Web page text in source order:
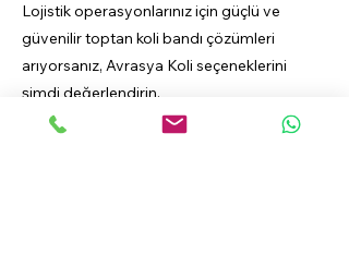
Lojistik operasyonlarınız için güçlü ve
güvenilir toptan koli bandı çözümleri
arıyorsanız, Avrasya Koli seçeneklerini
şimdi değerlendirin.